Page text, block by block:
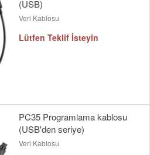
(USB)
Veri Kablosu
Lütfen Teklif İsteyin
PC35 Programlama kablosu
(USB'den seriye)
Veri Kablosu